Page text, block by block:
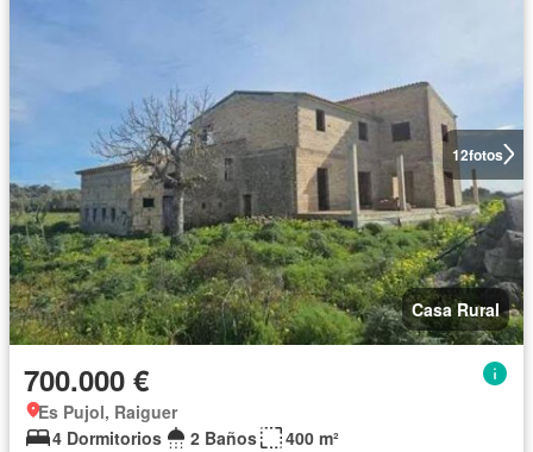
12fotos
Casa Rural
700.000 €
Es Pujol, Raiguer
4 Dormitorios
2 Baños
400 m²